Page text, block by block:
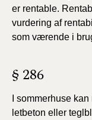
er rentable.
vurdering af
som værende i
§ 286
I sommerhuse
letbeton eller